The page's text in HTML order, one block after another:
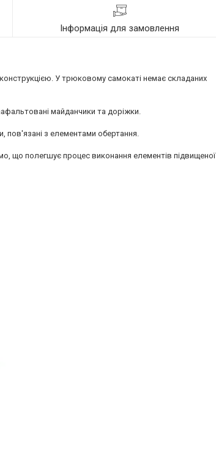
Інформація для замовлення
У трюковому самокаті немає складаних
майданчики та доріжки.
пов'язані з елементами обертання.
що полегшує процес виконання елементів підвищеної